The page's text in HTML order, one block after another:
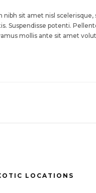
nibh sit amet nisl scelerisque,
Suspendisse potenti.
mollis ante sit amet
LOCATIONS